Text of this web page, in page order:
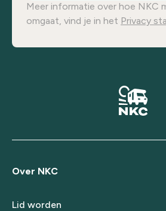
Meer informatie over hoe NKC
omgaat, vind je in het Privacy
Over NKC
Lid worden